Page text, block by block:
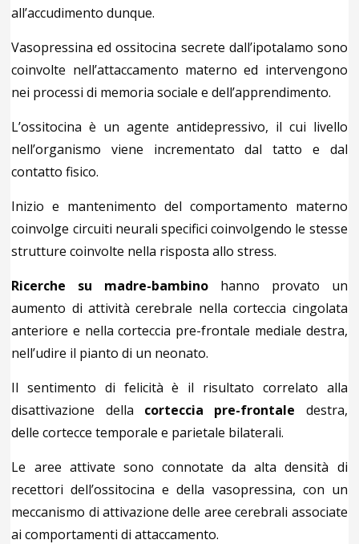
all’accudimento dunque.
Vasopressina ed ossitocina secrete dall’ipotalamo sono
coinvolte nell’attaccamento materno ed intervengono
nei processi di memoria sociale e dell’apprendimento.
L’ossitocina è un agente antidepressivo, il cui livello
nell’organismo viene incrementato dal tatto e dal
contatto fisico.
Inizio e mantenimento del comportamento materno
coinvolge circuiti neurali specifici coinvolgendo le stesse
strutture coinvolte nella risposta allo stress.
Ricerche su madre-bambino hanno provato un
aumento di attività cerebrale nella corteccia cingolata
anteriore e nella corteccia pre-frontale mediale destra,
nell’udire il pianto di un neonato.
Il sentimento di felicità è il risultato correlato alla
disattivazione della corteccia pre-frontale destra,
delle cortecce temporale e parietale bilaterali.
Le aree attivate sono connotate da alta densità di
recettori dell’ossitocina e della vasopressina, con un
meccanismo di attivazione delle aree cerebrali associate
ai comportamenti di attaccamento.